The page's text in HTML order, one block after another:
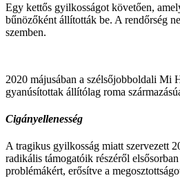
Egy kettős gyilkosságot követően,
bűnözőként állították be. A rendőrség
szemben.
2020 májusában a szélsőjobboldali Mi
gyanúsítottak állítólag roma
Cigányellenesség
A tragikus gyilkosság miatt szervezett
radikális támogatóik részéről
problémákért, erősítve a